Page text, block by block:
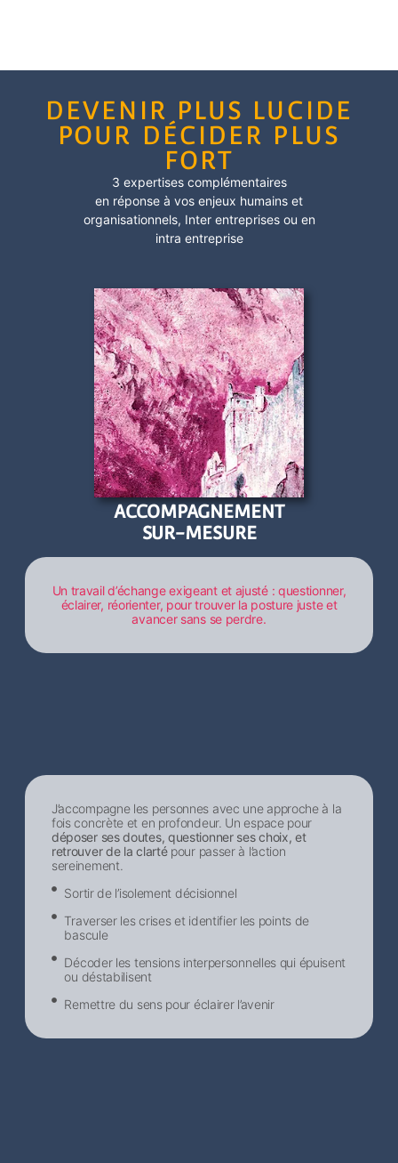
DEVENIR PLUS LUCIDE
POUR DÉCIDER PLUS
FORT
3 expertises complémentaires
en réponse à vos enjeux humains et
organisationnels, Inter entreprisesou en
intra entreprise
ACCOMPAGNEMENT
SUR-MESURE
Un travail d’échange exigeant et ajusté : questionner,
éclairer, réorienter, pour trouver la posture juste et
avancer sans se perdre.
J’accompagne les personnes avec une approche à la
fois concrète et en profondeur. Un espace pour
déposer ses doutes, questionner ses choix, et
retrouver de la clartépour passer à l’action
sereinement.
Sortir de l’isolement décisionnel​
Traverser les crises et identifier les points de
bascule
Décoder les tensions interpersonnelles qui épuisent
ou déstabilisent
Remettre du sens pour éclairer l’avenir